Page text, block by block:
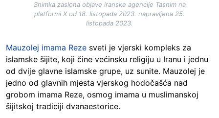
Snimka zaslona objave iranske agencije Tasnim na
platformi X od 18. listopada 2023. napravljena 25.
listopada 2023.
Mauzolej imama Reze sveti je vjerski kompleks za
islamske šijite, koji čine većinsku religiju u Iranu i jednu
od dvije glavne islamske grupe, uz sunite. Mauzolej je
jedno od glavnih mjesta vjerskog hodočašća nad
grobom imama Reze, osmog imama u muslimanskoj
šijitskoj tradiciji dvanaestorice.